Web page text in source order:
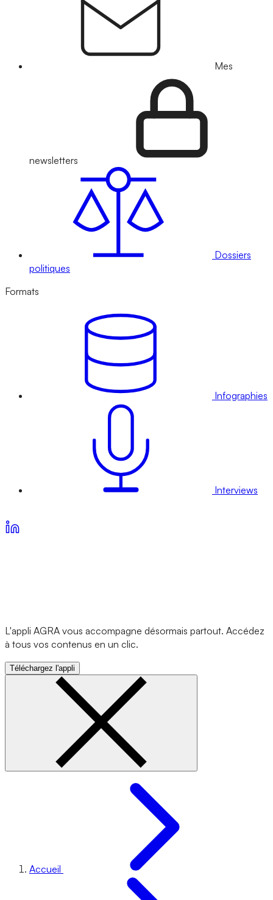
Mes
newsletters
Dossiers
politiques
Formats
Infographies
Interviews
L'appli AGRA vous accompagne désormais partout. Accédez
à tous vos contenus en un clic.
Téléchargez l'appli
Accueil